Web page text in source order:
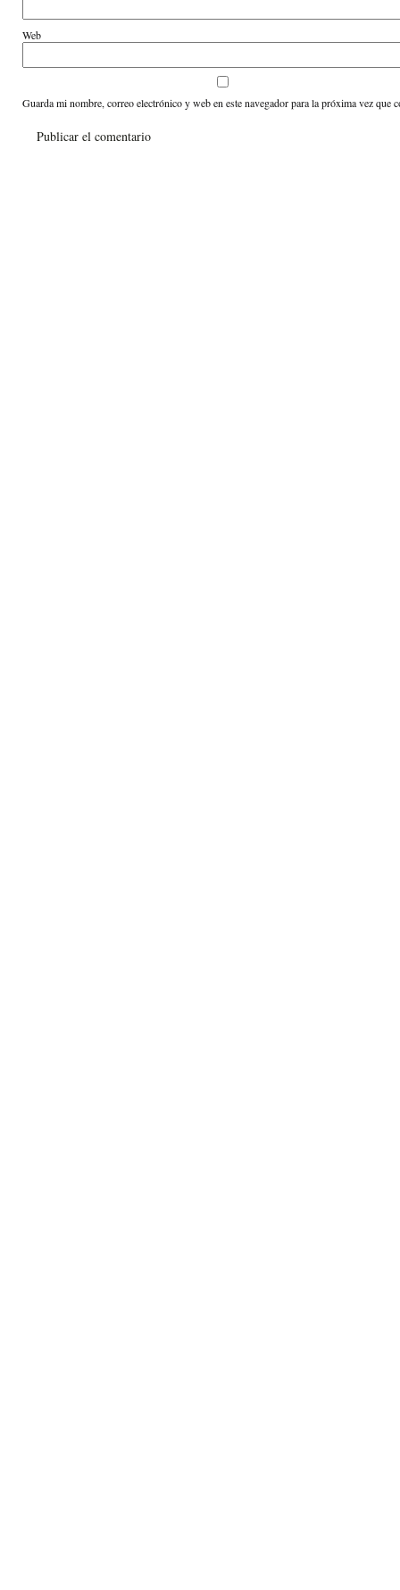
Web
Guarda mi nombre, correo electrónico y web en este navegador para la próxima vez que